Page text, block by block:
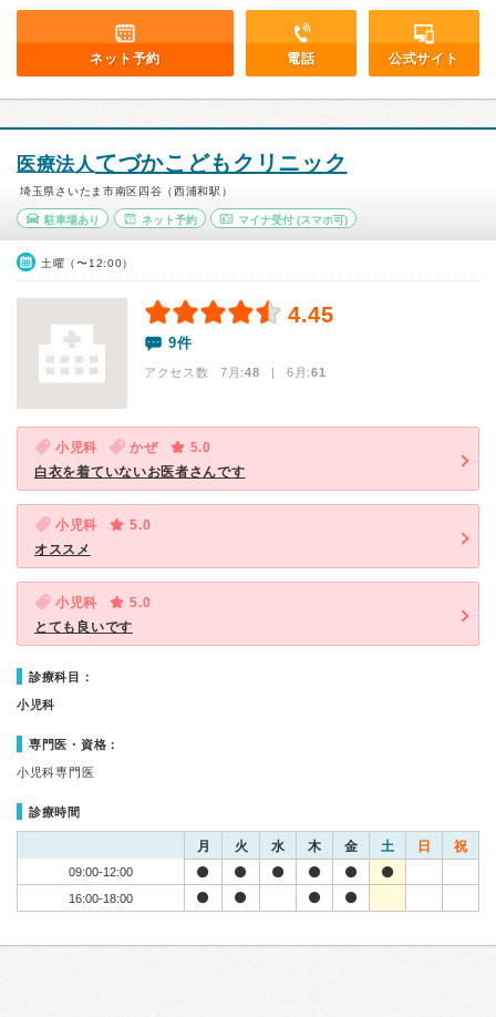
ネット予約 電話 公式サイト
医療法人てづかこどもクリニック
埼玉県さいたま市南区四谷（西浦和駅）
駐車場あり ネット予約 マイナ受付 (スマホ可)
土曜（〜12:00）
4.45
9件
アクセス数 7月:48 | 6月:61
小児科 かぜ
5.0
白衣を着ていないお医者さんです
小児科
5.0
オススメ
小児科
5.0
とても良いです
診療科目：
小児科
専門医・資格：
小児科専門医
診療時間
月 火 水 木 金 土 日 祝
09:00-12:00
16:00-18:00